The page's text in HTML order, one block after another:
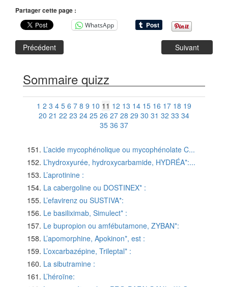
Partager cette page :
WhatsApp
Précédent Suivant
Sommaire quizz
1 2 3 4 5 6 7 8 9 10 11 12 13 14 15 16 17 18 19
20 21 22 23 24 25 26 27 28 29 30 31 32 33 34
35 36 37
L’acide mycophénolique ou mycophénolate C...
L’hydroxyurée, hydroxycarbamide, HYDRÉA*:...
L’aprotinine :
La cabergoline ou DOSTINEX* :
L’efavirenz ou SUSTIVA*:
Le basiliximab, Simulect* :
Le bupropion ou amfébutamone, ZYBAN*:
L’apomorphine, Apokinon*, est :
L’oxcarbazépine, Trileptal* :
La sibutramine :
L’héroïne: